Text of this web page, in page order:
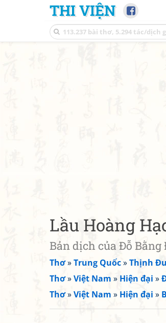
THI VIỆN
Lầu Hoàng
Bản dịch của Đỗ
Thơ»Trung Quốc»Thịnh
Thơ»Việt Nam » Hiện đại »
Thơ»Việt Nam » Hiện đại »